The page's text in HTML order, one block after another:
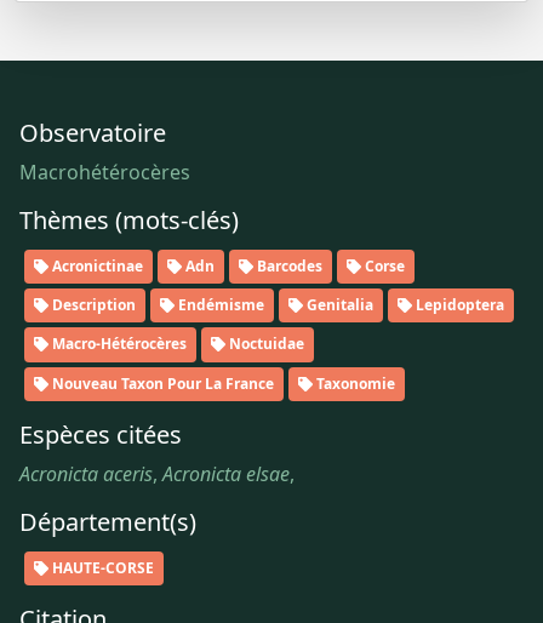
Observatoire
Macrohétérocères
Thèmes (mots-clés)
Acronictinae Adn Barcodes
Corse
Description
Endémisme Genitalia
Lepidoptera
Macro-Hétérocères
Noctuidae
Nouveau Taxon Pour La France
Taxonomie
Espèces citées
Acronicta aceris,Acronicta elsae,
Département(s)
HAUTE-CORSE